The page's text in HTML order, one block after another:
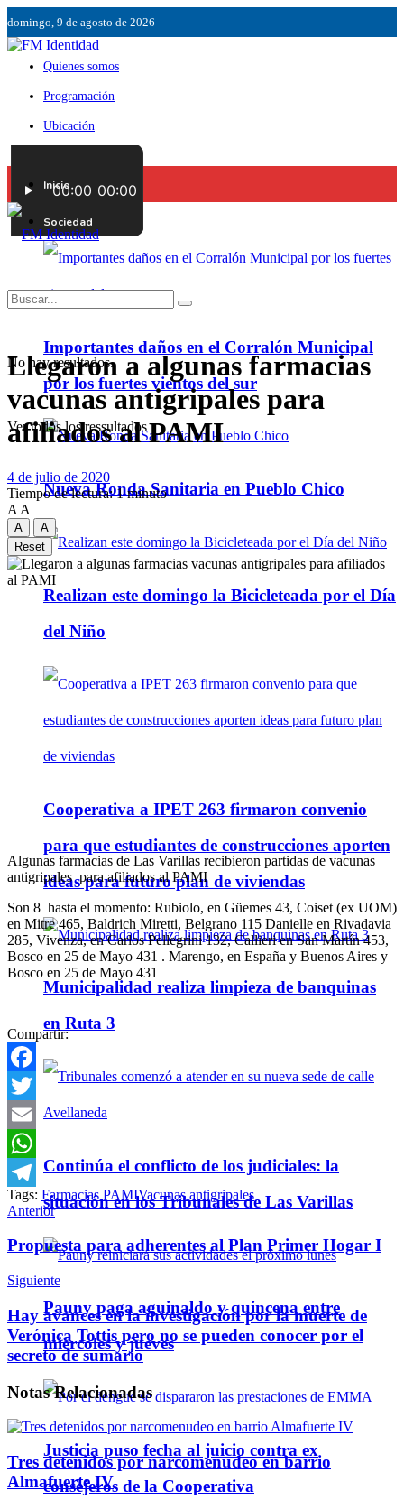
domingo, 9 de agosto de 2026
Quienes somos
Programación
Ubicación
Contáctenos
Inicio
Sociedad
Importantes daños en el Corralón Municipal
por los fuertes vientos del sur
Nueva Ronda Sanitaria en Pueblo Chico
Realizan este domingo la Bicicleteada por el Día
del Niño
Cooperativa a IPET 263 firmaron convenio
para que estudiantes de construcciones aporten
ideas para futuro plan de viviendas
Municipalidad realiza limpieza de banquinas
en Ruta 3
Continúa el conflicto de los judiciales: la
situación en los Tribunales de Las Varillas
Pauny paga aguinaldo y quincena entre
miércoles y jueves
Justicia puso fecha al juicio contra ex
consejeros de la Cooperativa
No hay resultados.
Ver todos los ressultados
Llegaron a algunas farmacias
vacunas antigripales para
afiliados al PAMI
4 de julio de 2020
Tiempo de lectura: 1 minuto
A A
A
A
Reset
Algunas farmacias de Las Varillas recibieron partidas de vacunas
antigripales para afiliados al PAMI
Son 8 hasta el momento: Rubiolo, en Güemes 43, Coiset (ex UOM)
en Mitre 465, Baldrich Miretti, Belgrano 115 Danielle en Rivadavia
285, Vivenza, en Carlos Pellegrini 132, Callieri en San Martín 453,
Bosco en 25 de Mayo 431 . Marengo, en España y Buenos Aires y
Bosco en 25 de Mayo 431
Compartir:
Facebook
Twitter
Email
WhatsApp
Telegram
Tags: Farmacias PAMIVacunas antigripales
Anterior
Propuesta para adherentes al Plan Primer Hogar I
Siguiente
Hay avances en la investigación por la muerte de
Verónica Tottis pero no se pueden conocer por el
secreto de sumario
NotasRelacionadas
Tres detenidos por narcomenudeo en barrio
Almafuerte IV